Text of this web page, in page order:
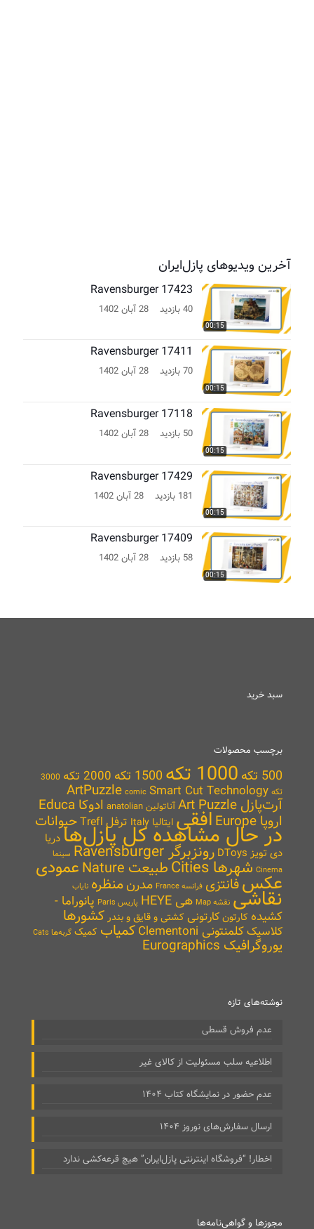
آخرین ویدیوهای پازل‌ایران
00:15
Ravensburger 17423
40 بازدید 28 آبان 1402
00:15
Ravensburger 17411
70 بازدید 28 آبان 1402
00:15
Ravensburger 17118
50 بازدید 28 آبان 1402
00:15
Ravensburger 17429
181 بازدید 28 آبان 1402
00:15
Ravensburger 17409
58 بازدید 28 آبان 1402
سبد خرید
برچسب محصولات
500 تکه 1000 تکه 1500 تکه 2000 تکه
3000
تکه
ArtPuzzle comic Smart Cut Technology
آرت‌پازل Art Puzzle آناتولین anatolian ادوکا Educa
اروپا Europe افقی ایتالیا Italy ترفل Trefl حیواناتدر حال مشاهده کل پازل‌هادریا
دی تویز DToys
رونزبرگر Ravensburger
سینما
Cinema شهرها Cities طبیعت Nature عمودی
عکسفانتزی فرانسه France مدرنمنظره نایاب نقاشی نقشه Map هی HEYE پاریس Paris
پانوراما -
کشیده کارتونکارتونی کشتی و قایق و بندر کشورها
کلاسیککلمنتونی Clementoni کمیاب کمیک گربه‌ها Cats
یوروگرافیک Eurographics
نوشته‌های تازه
عدم فروش قسطی
اطلاعیه سلب مسئولیت از کالای غیر
عدم حضور در نمایشگاه کتاب ۱۴۰۴
ارسال سفارش‌های نوروز ۱۴۰۴
اخطار! “فروشگاه اینترنتی پازل‌ایران” هیچ قرعه‌کشی ندارد
مجوزها و گواهی‌نامه‌ها